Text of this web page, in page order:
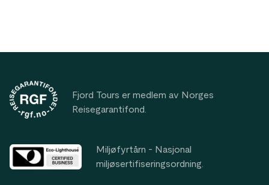
Fjord Tours er medlem av Norges
Reisegarantifond.
Miljøfyrtårn - Nasjonal
miljøsertifiseringsordning.